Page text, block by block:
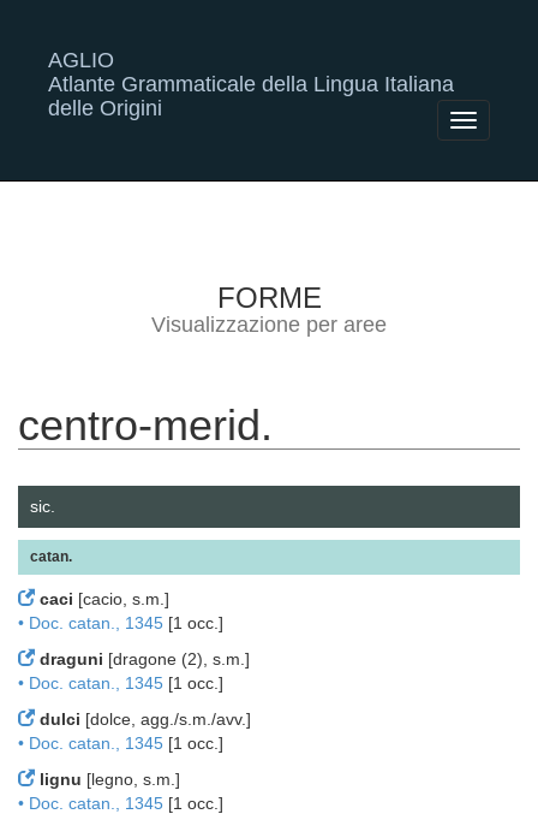
AGLIO
Atlante Grammaticale della Lingua Italiana
delle Origini
Toggle
FORME
Visualizzazione per aree
centro-merid.
sic.
catan.
caci [cacio, s.m.]
• Doc. catan., 1345 [1 occ.]
draguni [dragone (2), s.m.]
• Doc. catan., 1345 [1 occ.]
dulci [dolce, agg./s.m./avv.]
• Doc. catan., 1345 [1 occ.]
lignu [legno, s.m.]
• Doc. catan., 1345 [1 occ.]